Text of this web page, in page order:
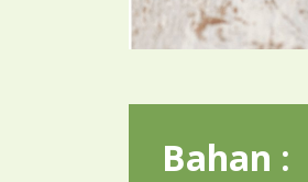
Bahan :